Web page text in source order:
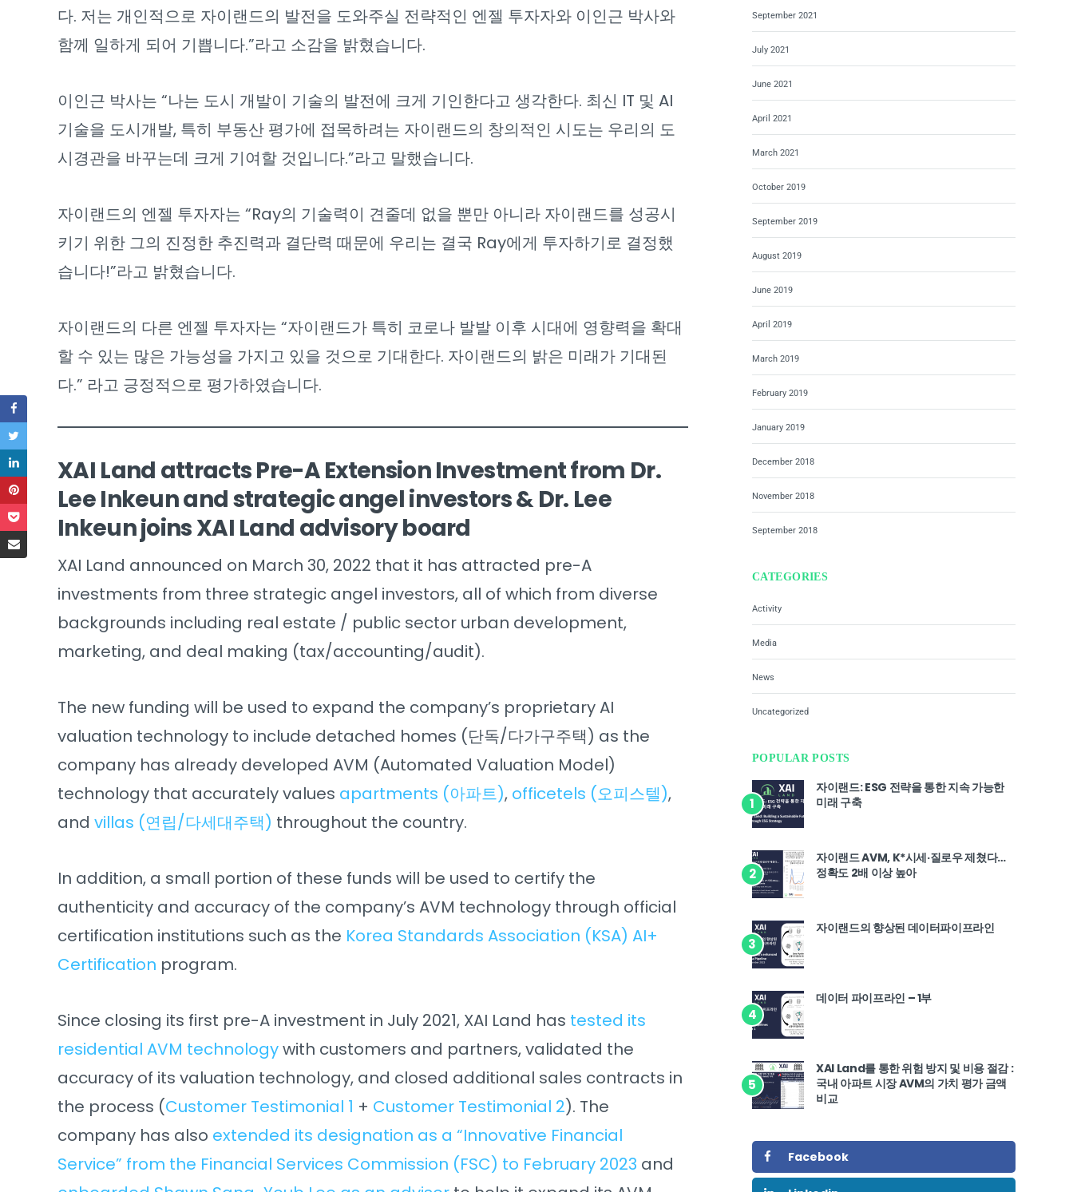
다. 저는 개인적으로 자이랜드의 발전을 도와주실 전략적인 엔젤 투자자와 이인근 박사와
함께 일하게 되어 기쁩니다.”라고 소감을 밝혔습니다.
이인근 박사는 “나는 도시 개발이 기술의 발전에 크게 기인한다고 생각한다. 최신 IT 및 AI
기술을 도시개발, 특히 부동산 평가에 접목하려는 자이랜드의 창의적인 시도는 우리의 도
시경관을 바꾸는데 크게 기여할 것입니다.”라고 말했습니다.
자이랜드의 엔젤 투자자는 “Ray의 기술력이 견줄데 없을 뿐만 아니라 자이랜드를 성공시
키기 위한 그의 진정한 추진력과 결단력 때문에 우리는 결국 Ray에게 투자하기로 결정했
습니다!”라고 밝혔습니다.
자이랜드의 다른 엔젤 투자자는 “자이랜드가 특히 코로나 발발 이후 시대에 영향력을 확대
할 수 있는 많은 가능성을 가지고 있을 것으로 기대한다. 자이랜드의 밝은 미래가 기대된
다.” 라고 긍정적으로 평가하였습니다.
XAI Land attracts Pre-A Extension Investment from Dr.
Lee Inkeun and strategic angel investors & Dr. Lee
Inkeun joins XAI Land advisory board
XAI Land announced on March 30, 2022 that it has attracted pre-A
investments from three strategic angel investors, all of which from diverse
backgrounds including real estate / public sector urban development,
marketing, and deal making (tax/accounting/audit).
The new funding will be used to expand the company’s proprietary AI
valuation technology to include detached homes (단독/다가구주택) as the
company has already developed AVM (Automated Valuation Model)
technology that accurately values apartments (아파트), officetels (오피스텔),
and villas (연립/다세대주택) throughout the country.
In addition, a small portion of these funds will be used to certify the
authenticity and accuracy of the company’s AVM technology through official
certification institutions such as the Korea Standards Association (KSA) AI+
Certification program.
Since closing its first pre-A investment in July 2021, XAI Land has tested its
residential AVM technologywith customers and partners, validated the
accuracy of its valuation technology, and closed additional sales contracts in
the process (Customer Testimonial 1 + Customer Testimonial 2). The
company has also extended its designation as a “Innovative Financial
Service” from the Financial Services Commission (FSC) to February 2023 and
September 2021
July 2021
June 2021
April 2021
March 2021
October 2019
September 2019
August 2019
June 2019
April 2019
March 2019
February 2019
January 2019
December 2018
November 2018
September 2018
CATEGORIES
Activity
Media
News
Uncategorized
POPULAR POSTS
1
자이랜드: ESG 전략을 통한 지속 가능한
미래 구축
2
자이랜드 AVM, K*시세·질로우 제쳤다…
정확도 2배 이상 높아
3
자이랜드의 향상된 데이터파이프라인
4
데이터 파이프라인 – 1부
5
XAI Land를 통한 위험 방지 및 비용 절감 :
국내 아파트 시장 AVM의 가치 평가 금액
비교
Facebook